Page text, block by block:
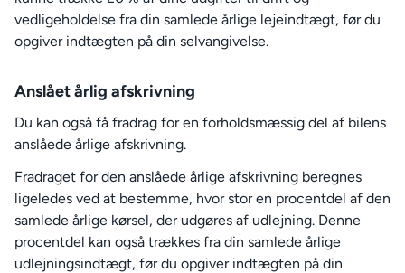
vedligeholdelse fra din samlede årlige lejeindtægt, før du
opgiver indtægten på din selvangivelse.
Anslået årlig afskrivning
Du kan også få fradrag for en forholdsmæssig del af bilens
anslåede årlige afskrivning.
Fradraget for den anslåede årlige afskrivning beregnes
ligeledes ved at bestemme, hvor stor en procentdel af den
samlede årlige kørsel, der udgøres af udlejning. Denne
procentdel kan også trækkes fra din samlede årlige
udlejningsindtægt, før du opgiver indtægten på din